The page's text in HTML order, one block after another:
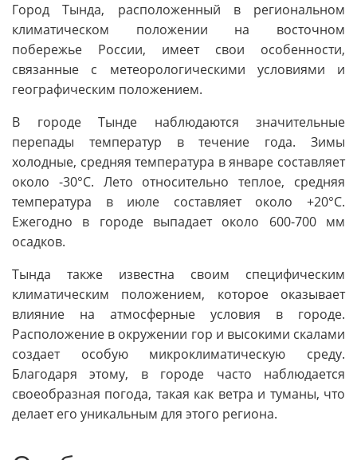
Город Тында, расположенный в региональном
климатическом положении на восточном
побережье России, имеет свои особенности,
связанные с метеорологическими условиями и
географическим положением.
В городе Тынде наблюдаются значительные
перепады температур в течение года. Зимы
холодные, средняя температура в январе составляет
около -30°C. Лето относительно теплое, средняя
температура в июле составляет около +20°C.
Ежегодно в городе выпадает около 600-700 мм
осадков.
Тында также известна своим специфическим
климатическим положением, которое оказывает
влияние на атмосферные условия в городе.
Расположение в окружении гор и высокими скалами
создает особую микроклиматическую среду.
Благодаря этому, в городе часто наблюдается
своеобразная погода, такая как ветра и туманы, что
делает его уникальным для этого региона.